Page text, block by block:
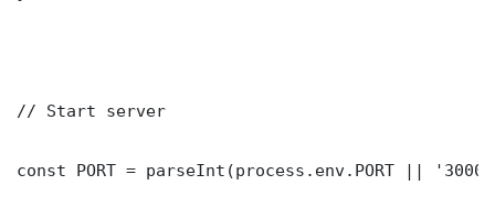
// Start server
const PORT = parseInt(process.env.PORT ||